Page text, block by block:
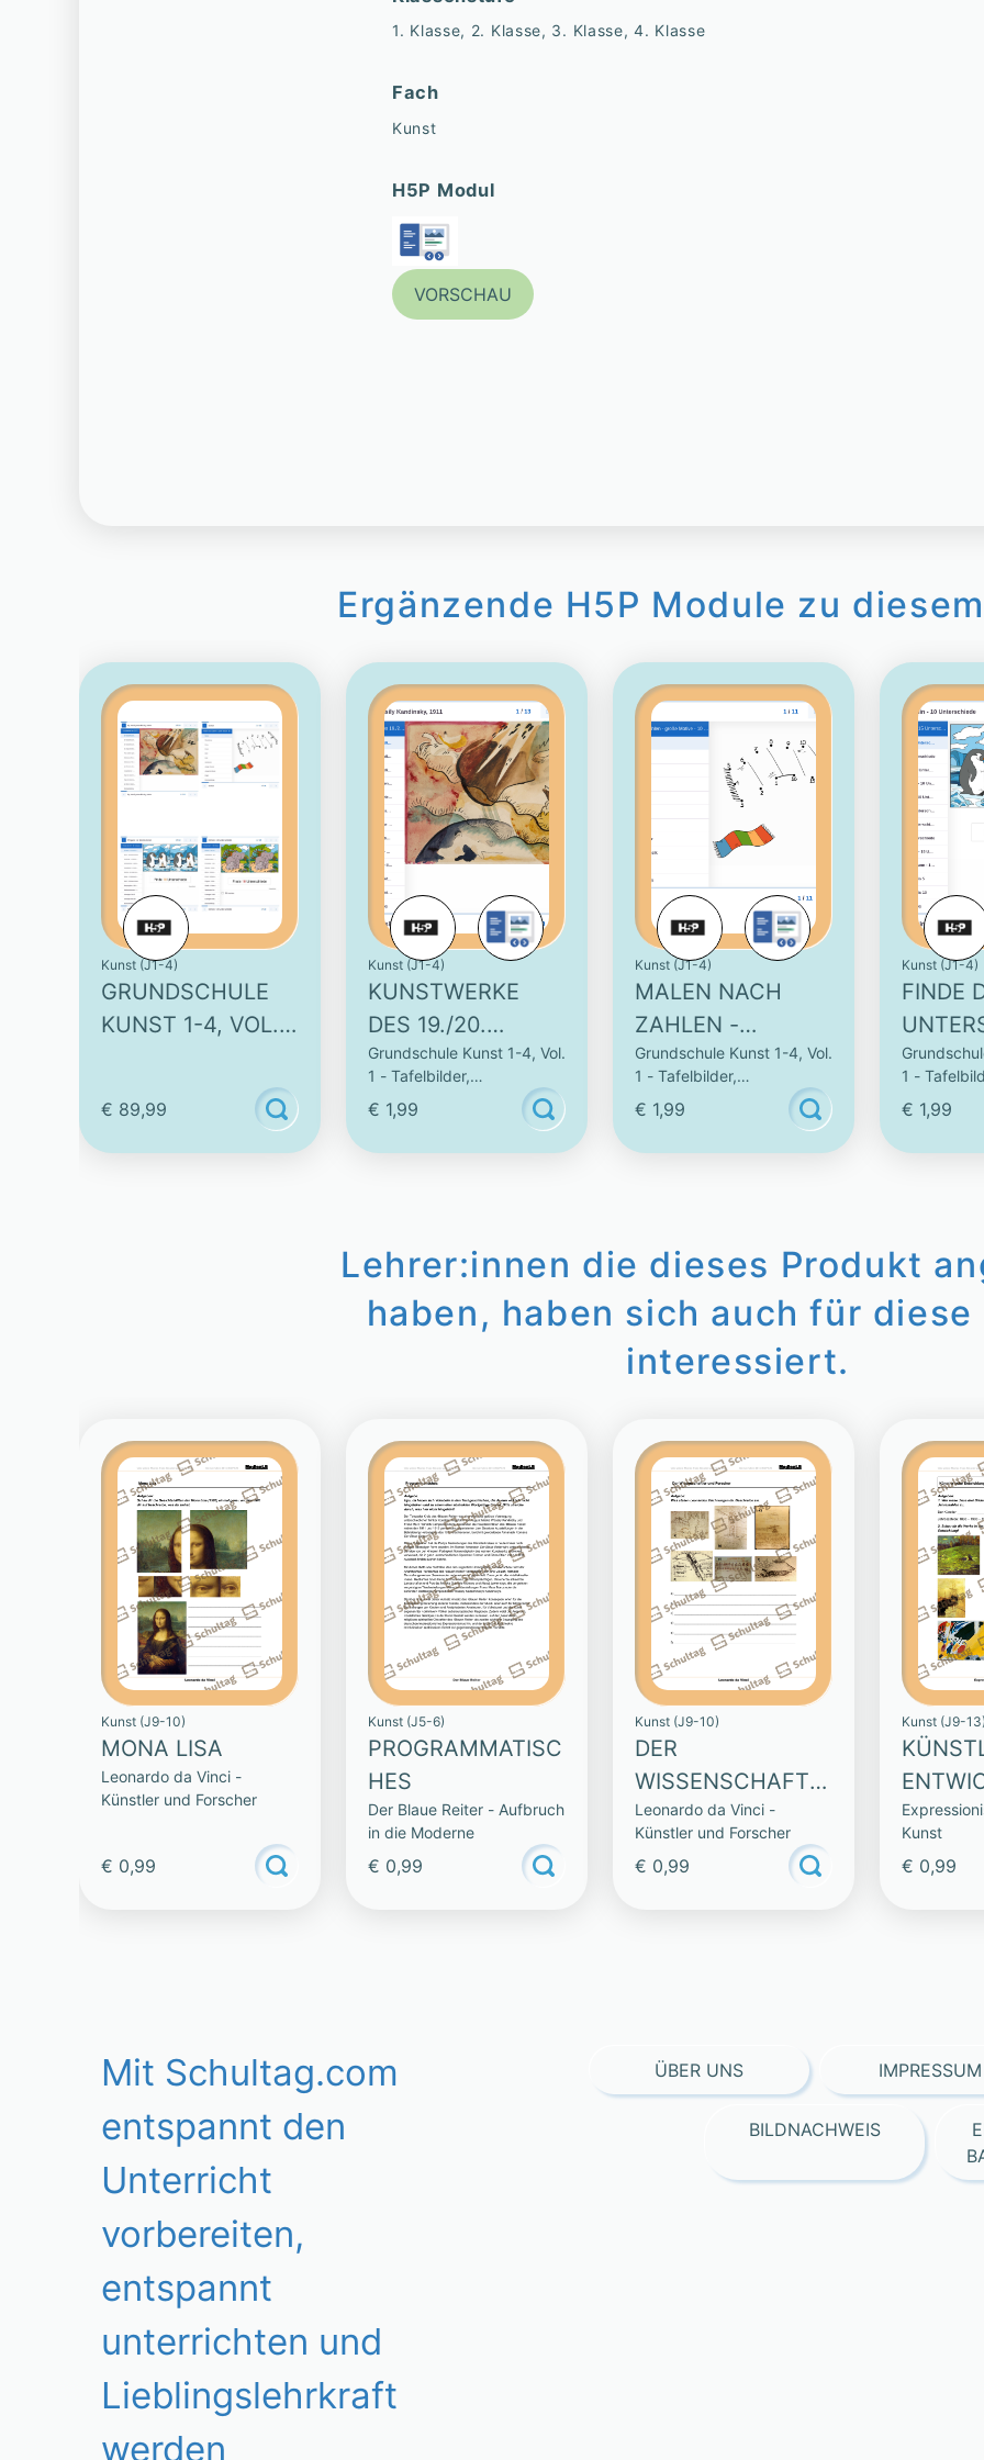
1. Klasse, 2. Klasse, 3. Klasse, 4. Klasse
Fach
Kunst
H5P Modul
VORSCHAU
Ergänzende H5P Module zu
Kunst (J1-4)
GRUNDSCHULE
KUNST 1-4, VOL. 1
ZEICHENVORLAGE
N UND
KUNSTBILDER
€ 89,99
Kunst (J1-4)
KUNSTWERKE
DES 19./20.
JAHRHUNDERTS -
12
TAFELBILDER/DRU
CKVORLAGEN (2)
Grundschule Kunst 1-4, Vol.
1 - Tafelbilder,
Zeichenvorlagen und
Kunstbilder
€ 1,99
Kunst (J1-4)
MALEN NACH
ZAHLEN -
GROSSE MOTIVE - 1
0 BUNTE D
RUCKVORLAGEN (
3)
Grundschule Kunst 1-4, Vol.
1 - Tafelbilder,
Zeichenvorlagen und
Kunstbilder
€ 1,99
Kunst (J1-4)
FINDE
10
(2)
1 -
Kunstbilder
€ 1,99
Lehrer:innen die dieses Produkt
haben, haben sich auch für diese
interessiert.
Kunst (J9-10)
MONA LISA
Leonardo da Vinci -
Künstler und Forscher
€ 0,99
Kunst (J5-6)
PROGRAMMATISC
HES
Der Blaue Reiter - Aufbruch
in die Moderne
€ 0,99
Kunst (J9-10)
DER
WISSENSCHAFTL
ER UND
FORSCHER
Leonardo da Vinci -
Künstler und Forscher
€ 0,99
Kunst (J9-13)
Kunst
€ 0,99
Mit Schultag.com
entspannt den
Unterricht
vorbereiten,
entspannt
unterrichten und
Lieblingslehrkraft
werden
ÜBER UNS IMPRESSUM
BILDNACHWEIS